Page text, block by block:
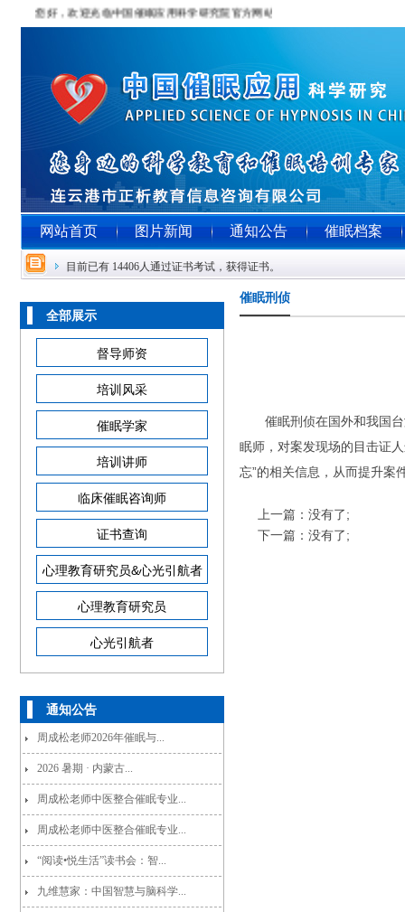
您好，欢迎光临中国催眠应用科学研究院官方网站！！！
网站首页 图片新闻 通知公告 催眠档案
目前已有 14406人通过证书考试，获得证书。
全部展示
督导师资
培训风采
催眠学家
培训讲师
临床催眠咨询师
证书查询
心理教育研究员&心光引航者
心理教育研究员
心光引航者
通知公告
周成松老师2026年催眠与...
2026 暑期 · 内蒙古...
周成松老师中医整合催眠专业...
周成松老师中医整合催眠专业...
“阅读•悦生活”读书会：智...
九维慧家：中国智慧与脑科学...
催眠刑侦
催眠刑侦在国外和我国
眠师，对案发现场的目击证
忘”的相关信息，从而提升案
上一篇：没有了;
下一篇：没有了;